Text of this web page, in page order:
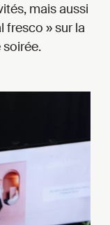
mais aussi
fresco » sur la
soirée.